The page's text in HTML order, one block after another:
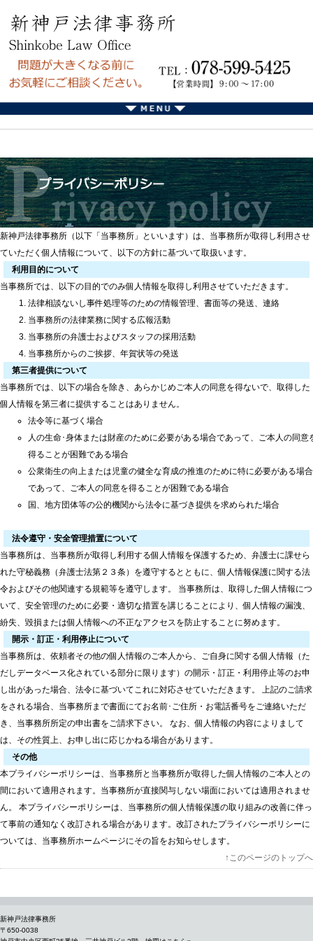
新神戸法律事務所（以下「当事務所」といいます）は、当事務所が取得し利用させ
ていただく個人情報について、以下の方針に基づいて取扱います。
利用目的について
当事務所では、以下の目的でのみ個人情報を取得し利用させていただきます。
法律相談ないし事件処理等のための情報管理、書面等の発送、連絡
当事務所の法律業務に関する広報活動
当事務所の弁護士およびスタッフの採用活動
当事務所からのご挨拶、年賀状等の発送
第三者提供について
当事務所では、以下の場合を除き、あらかじめご本人の同意を得ないで、取得した
個人情報を第三者に提供することはありません。
法令等に基づく場合
人の生命･身体または財産のために必要がある場合であって、ご本人の同意
得ることが困難である場合
公衆衛生の向上または児童の健全な育成の推進のために特に必要がある場合
であって、ご本人の同意を得ることが困難である場合
国、地方団体等の公的機関から法令に基づき提供を求められた場合
法令遵守・安全管理措置について
当事務所は、当事務所が取得し利用する個人情報を保護するため、弁護士に課せら
れた守秘義務（弁護士法第２３条）を遵守するとともに、個人情報保護に関する法
令およびその他関連する規範等を遵守します。 当事務所は、取得した個人情報につ
いて、安全管理のために必要・適切な措置を講じることにより、個人情報の漏洩、
紛失、毀損または個人情報への不正なアクセスを防止することに努めます。
開示・訂正・利用停止について
当事務所は、依頼者その他の個人情報のご本人から、ご自身に関する個人情報（た
だしデータベース化されている部分に限ります）の開示・訂正・利用停止等のお申
し出があった場合、法令に基づいてこれに対応させていただきます。 上記のご請求
をされる場合、当事務所まで書面にてお名前･ご住所・お電話番号をご連絡いただ
き、当事務所所定の申出書をご請求下さい。 なお、個人情報の内容によりまして
は、その性質上、お申し出に応じかねる場合があります。
その他
本プライバシーポリシーは、当事務所と当事務所が取得した個人情報のご本人との
間において適用されます。当事務所が直接関与しない場面においては適用されませ
ん。 本プライバシーポリシーは、当事務所の個人情報保護の取り組みの改善に伴っ
て事前の通知なく改訂される場合があります。改訂されたプライバシーポリシーに
ついては、当事務所ホームページにその旨をお知らせします。
↑このページのトップへ
新神戸法律事務所
〒650-0038